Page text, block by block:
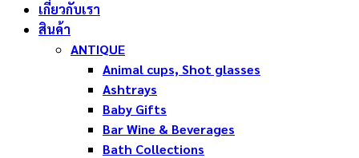
เกี่ยวกับเรา
สินค้า
ANTIQUE
Animal cups, Shot glasses
Ashtrays
Baby Gifts
Bar Wine & Beverages
Bath Collections